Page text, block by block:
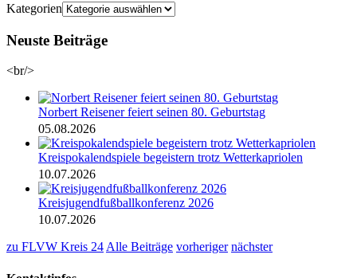
Kategorien
Neuste Beiträge
<br/>
Norbert Reisener feiert seinen 80. Geburtstag
05.08.2026
Kreispokalendspiele begeistern trotz Wetterkapriolen
10.07.2026
Kreisjugendfußballkonferenz 2026
10.07.2026
zu FLVW Kreis 24 Alle Beiträge vorheriger nächster